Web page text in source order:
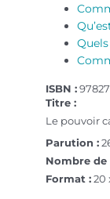
ISBN :
Titre :
Le pouvoir
Parution :
Nombre de
Format :20